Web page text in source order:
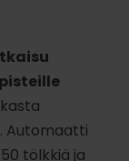
Automaatti
tölkkiä ja